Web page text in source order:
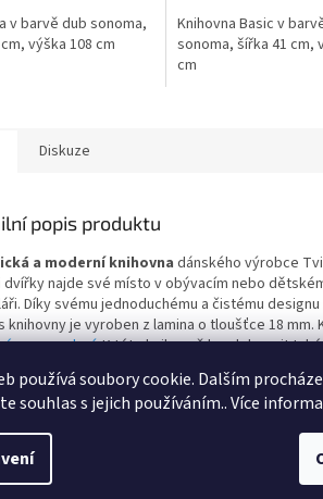
používá soubory cookie. Dalším
souhlas s jejich používáním.. Více
v barvě dub sonoma,
výška 108 cm
Knihovna Basic v
sonoma, šířka 41 cm,
cm
Diskuze
popis produktu
a moderní knihovna dánského výrobce
dvířky najde své místo v obývacím nebo
Díky svému jednoduchému a čistému
knihovny je vyroben z lamina o tloušťce 18 mm.
provedení. K této knihovně lze dokoupit
které najdete v naší nabídce.
cm
28,3 cm
cm